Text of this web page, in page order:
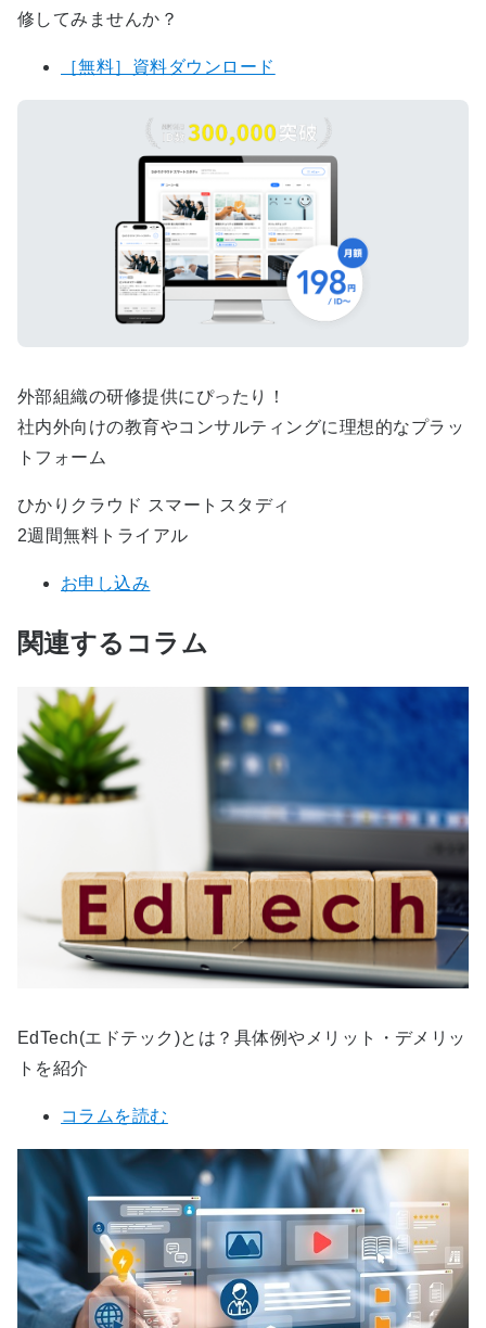
修してみませんか？
［無料］資料ダウンロード
外部組織の研修提供にぴったり！
社内外向けの教育やコンサルティングに理想的なプラッ
トフォーム
ひかりクラウド スマートスタディ
2週間無料トライアル
お申し込み
関連するコラム
EdTech(エドテック)とは？具体例やメリット・デメリッ
トを紹介
コラムを読む